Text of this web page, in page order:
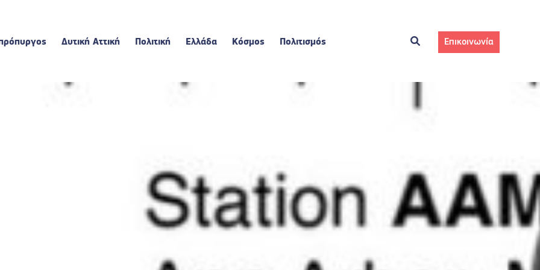
Δυτική Αττική Πολιτική Ελλάδα Κόσμος Πολιτισμός Επικοινωνία